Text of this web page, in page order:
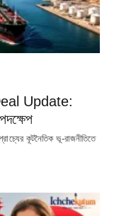
Update:
কূটনৈতিক ভূ-রাজনীতিতে